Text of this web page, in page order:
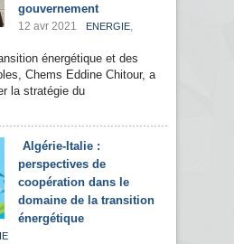
gouvernement
12 avr 2021 ENERGIE,
énergétique et des
Chems Eddine Chitour, a
la stratégie du
Algérie-Italie :
perspectives de
coopération dans le
domaine de la transition
énergétique